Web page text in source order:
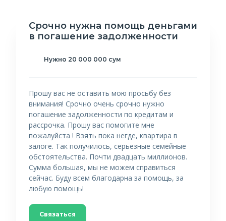
Срочно нужна помощь деньгами
в погашение задолженности
Нужно 20 000 000 сум
Прошу вас не оставить мою просьбу без
внимания! Срочно очень срочно нужно
погашение задолженности по кредитам и
рассрочка. Прошу вас помогите мне
пожалуйста ! Взять пока негде, квартира в
залоге. Так получилось, серьезные семейные
обстоятельства. Почти двадцать миллионов.
Сумма большая, мы не можем справиться
сейчас. Буду всем благодарна за помощь, за
любую помощь!
Связаться